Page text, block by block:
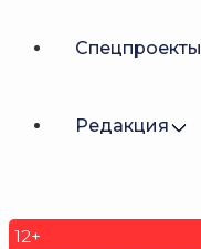
Спецпроекты
Редакция
12+